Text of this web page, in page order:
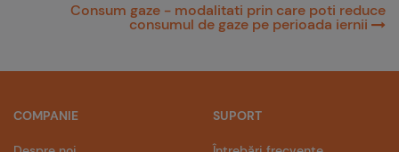
Consum gaze - modalitati prin care poti reduce
consumul de gaze pe perioada iernii
COMPANIE SUPORT